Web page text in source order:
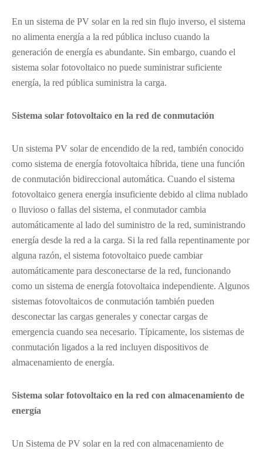
En un sistema de PV solar en la red sin flujo inverso, el sistema
no alimenta energía a la red pública incluso cuando la
generación de energía es abundante. Sin embargo, cuando el
sistema solar fotovoltaico no puede suministrar suficiente
energía, la red pública suministra la carga.
Sistema solar fotovoltaico en la red de conmutación
Un sistema PV solar de encendido de la red, también conocido
como sistema de energía fotovoltaica híbrida, tiene una función
de conmutación bidireccional automática. Cuando el sistema
fotovoltaico genera energía insuficiente debido al clima nublado
o lluvioso o fallas del sistema, el conmutador cambia
automáticamente al lado del suministro de la red, suministrando
energía desde la red a la carga. Si la red falla repentinamente por
alguna razón, el sistema fotovoltaico puede cambiar
automáticamente para desconectarse de la red, funcionando
como un sistema de energía fotovoltaica independiente. Algunos
sistemas fotovoltaicos de conmutación también pueden
desconectar las cargas generales y conectar cargas de
emergencia cuando sea necesario. Típicamente, los sistemas de
conmutación ligados a la red incluyen dispositivos de
almacenamiento de energía.
Sistema solar fotovoltaico en la red con almacenamiento de
energía
Un Sistema de PV solar en la red con almacenamiento de